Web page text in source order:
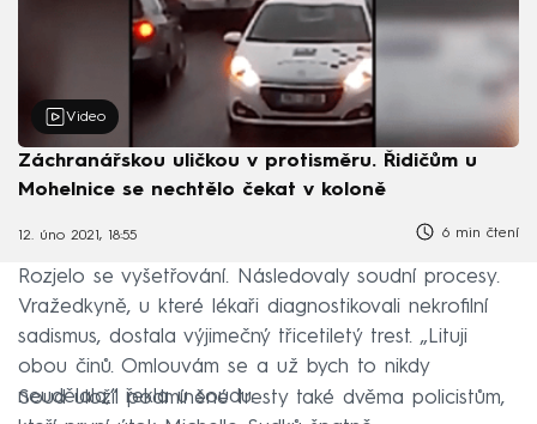
Video
Záchranářskou uličkou v protisměru. Řidičům u
Mohelnice se nechtělo čekat v koloně
12. úno 2021, 18:55 6 min čtení
Rozjelo se vyšetřování. Následovaly soudní procesy.
Vražedkyně, u které lékaři diagnostikovali nekrofilní
sadismus, dostala výjimečný třicetiletý trest. „Lituji
obou činů. Omlouvám se a už bych to nikdy
neudělala,“ řekla u soudu.
Soud uložil podmíněné tresty také dvěma policistům,